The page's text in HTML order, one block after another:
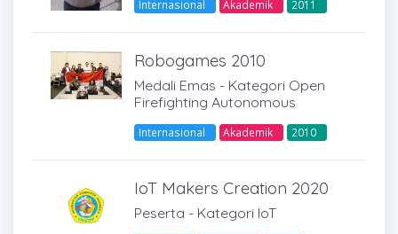
Internasional Akademik 2011
Robogames 2010
Medali Emas - Kategori Open
Firefighting Autonomous
Internasional Akademik 2010
IoT Makers Creation 2020
Peserta - Kategori IoT